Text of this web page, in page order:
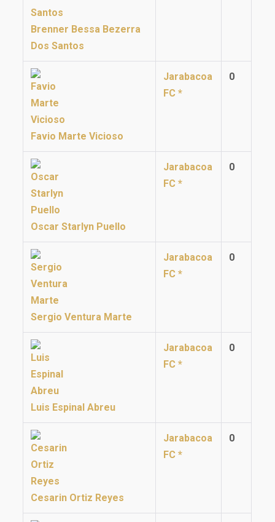
Brenner Bessa Bezerra
Dos Santos
Favio Marte Vicioso
Jarabacoa
FC *
0
Oscar Starlyn Puello
Jarabacoa
FC *
0
Sergio Ventura Marte
Jarabacoa
FC *
0
Luis Espinal Abreu
Jarabacoa
FC *
0
Cesarin Ortiz Reyes
Jarabacoa
FC *
0